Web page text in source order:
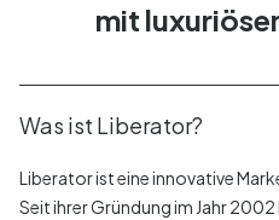
mit
Was ist Liberator?
Liberator ist eine innovative
Seit ihrer Gründung im Jahr